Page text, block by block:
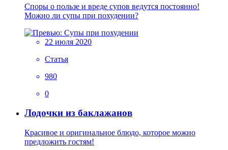
Споры о пользе и вреде супов ведутся постоянно!
Можно ли супы при похудении?
22 июля 2020
Статья
980
0
Лодочки из баклажанов
Красивое и оригинальное блюдо, которое можно
предложить гостям!